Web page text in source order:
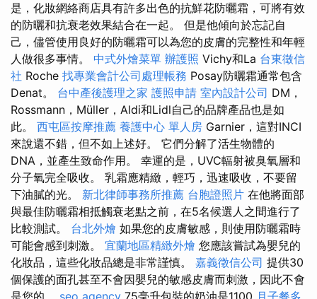
是，化妝網絡商店具有許多出色的抗鮮花防曬霜，可將有效
的防曬和抗衰老效果結合在一起。 但是他傾向於忘記自
己，儘管使用良好的防曬霜可以為您的皮膚的完整性和年輕
人做很多事情。 中式外燴菜單 辦護照 Vichy和La 台東徵信
社 Roche 找專業會計公司處理帳務 Posay防曬霜通常包含
Denat。 台中產後護理之家 護照申請 室內設計公司 DM，
Rossmann，Müller，Aldi和Lidl自己的品牌產品也是如
此。 西屯區按摩推薦 養護中心 單人房 Garnier，這對INCI
來說還不錯，但不如上述好。 它們分解了活生物體的
DNA，並產生致命作用。 幸運的是，UVC輻射被臭氧層和
分子氧完全吸收。 乳霜應精緻，輕巧，迅速吸收，不要留
下油膩的光。 新北律師事務所推薦 台胞證照片 在他將面部
與最佳防曬霜相抵觸衰老點之前，在5名候選人之間進行了
比較測試。 台北外燴 如果您的皮膚敏感，則使用防曬霜時
可能會感到刺激。 宜蘭地區精緻外燴 您應該嘗試為嬰兒的
化妝品，這些化妝品總是非常謹慎。 嘉義徵信公司 提供30
個保護的面孔甚至不會因嬰兒的敏感皮膚而刺激，因此不會
是您的。 seo agency 75毫升包裝的奶油是1100 月子餐多